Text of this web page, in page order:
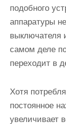
подобного
аппаратуры
выключателя
самом деле
переходит в
Хотя
постоянное
увеличивает